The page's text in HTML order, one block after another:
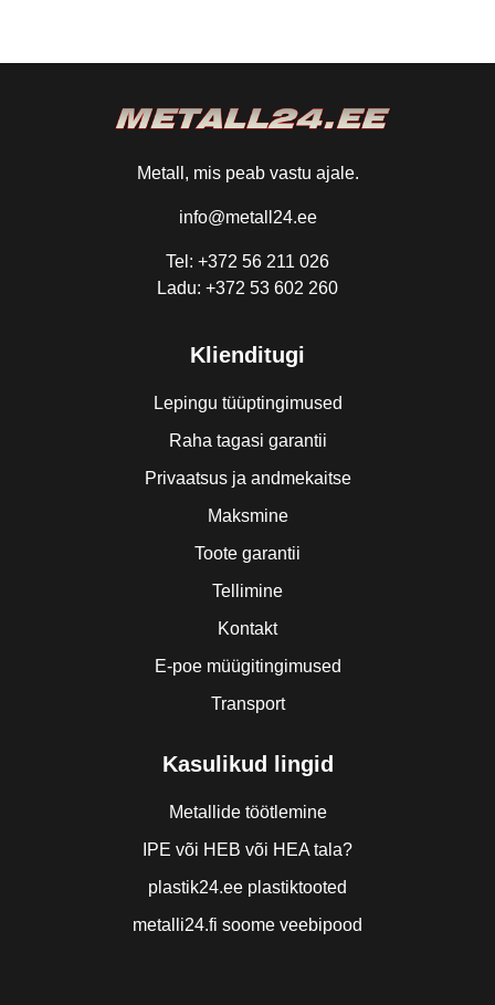
Metall, mis peab vastu ajale.
info@metall24.ee
Tel: +372 56 211 026
Ladu: +372 53 602 260
Klienditugi
Lepingu tüüptingimused
Raha tagasi garantii
Privaatsus ja andmekaitse
Maksmine
Toote garantii
Tellimine
Kontakt
E-poe müügitingimused
Transport
Kasulikud lingid
Metallide töötlemine
IPE või HEB või HEA tala?
plastik24.ee plastiktooted
metalli24.fi soome veebipood